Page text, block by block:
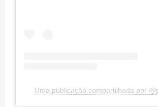
Uma publicação compartilhada por